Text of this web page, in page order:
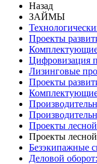
Назад
ЗАЙМЫ
Проекты
Комплектующие
Цифровизация
Лизинговые
Проекты
Проекты
Проекты
Безэкипажные
Деловой